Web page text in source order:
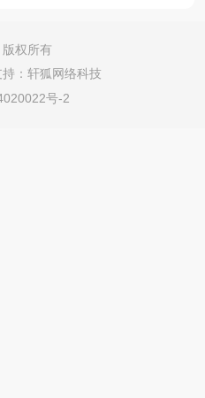
权所有
： 轩狐网络科技
号-2